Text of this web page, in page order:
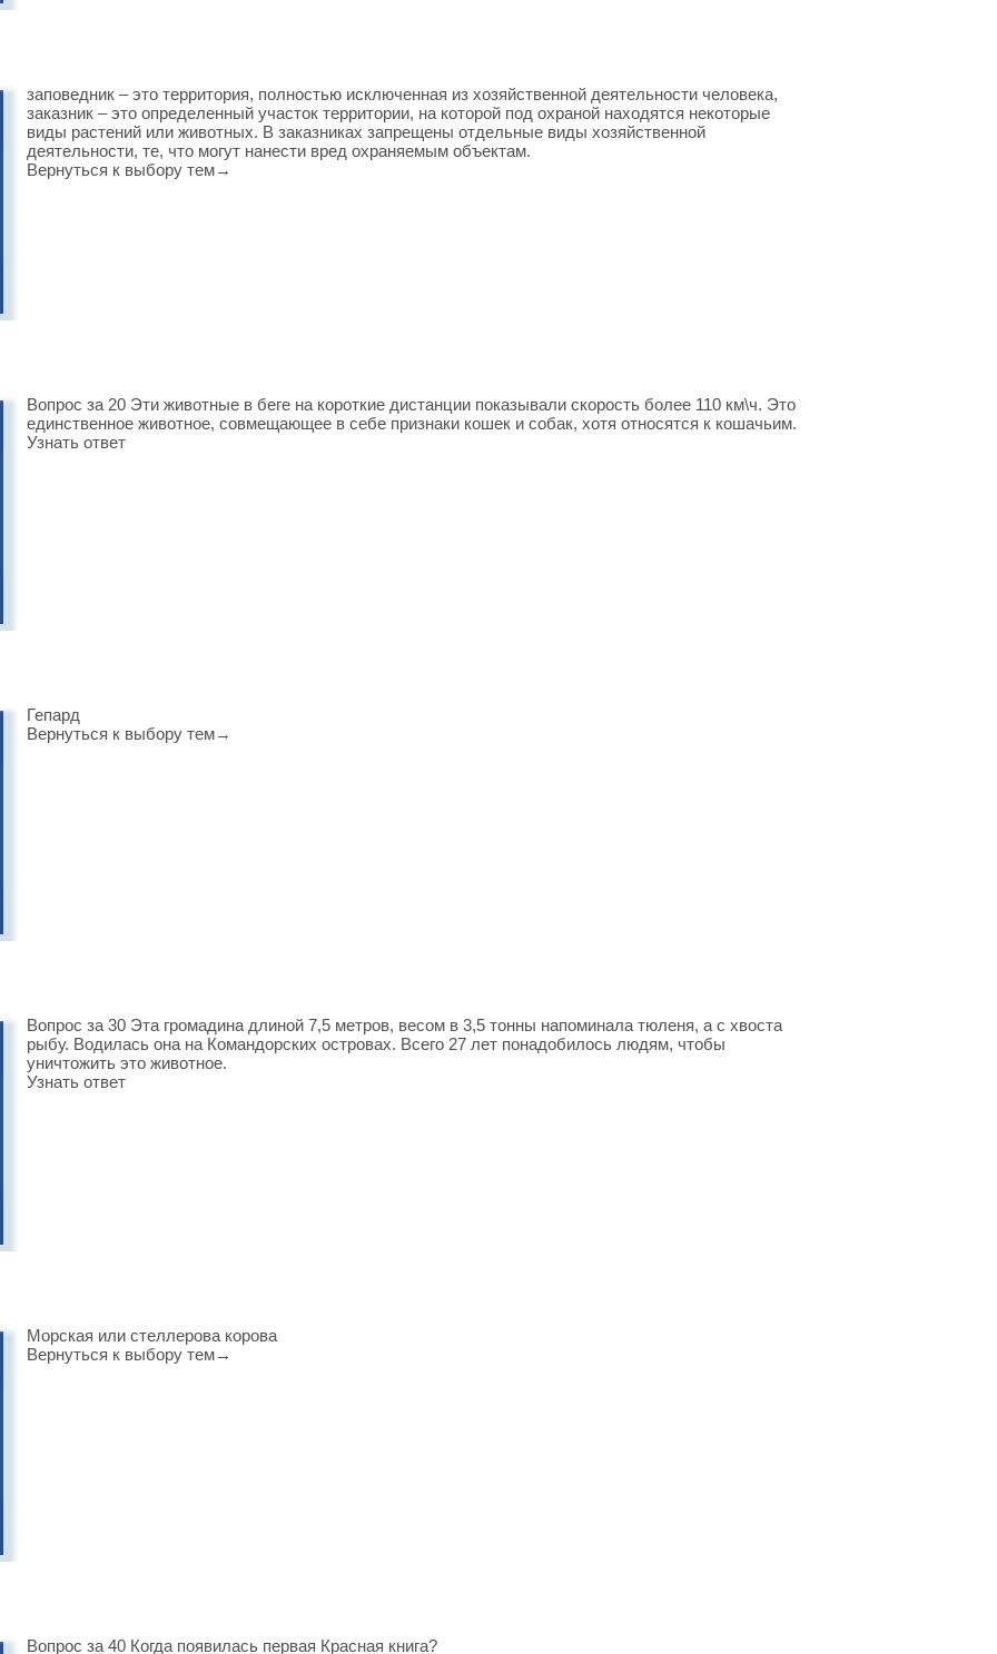
заповедник – это территория, полностью исключенная из хозяйственной деятельности человека,
заказник – это определенный участок территории, на которой под охраной находятся некоторые
виды растений или животных. В заказниках запрещены отдельные виды хозяйственной
деятельности, те, что могут нанести вред охраняемым объектам.
Вернуться к выбору тем→
Вопрос за 20 Эти животные в беге на короткие дистанции показывали скорость более 110 км\ч. Это
единственное животное, совмещающее в себе признаки кошек и собак, хотя относятся к кошачьим.
Узнать ответ
Гепард
Вернуться к выбору тем→
Вопрос за 30 Эта громадина длиной 7,5 метров, весом в 3,5 тонны напоминала тюленя, а с хвоста
рыбу. Водилась она на Командорских островах. Всего 27 лет понадобилось людям, чтобы
уничтожить это животное.
Узнать ответ
Морская или стеллерова корова
Вернуться к выбору тем→
Вопрос за 40 Когда появилась первая Красная книга?